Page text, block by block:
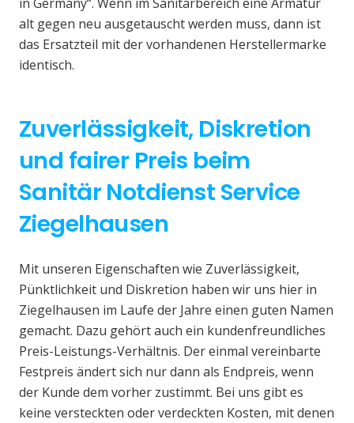
alt gegen neu ausgetauscht werden muss, dann ist
das Ersatzteil mit der vorhandenen Herstellermarke
identisch.
Zuverlässigkeit, Diskretion
und fairer Preis beim
Sanitär Notdienst Service
Ziegelhausen
Mit unseren Eigenschaften wie Zuverlässigkeit,
Pünktlichkeit und Diskretion haben wir uns hier in
Ziegelhausen im Laufe der Jahre einen guten Namen
gemacht. Dazu gehört auch ein kundenfreundliches
Preis-Leistungs-Verhältnis. Der einmal vereinbarte
Festpreis ändert sich nur dann als Endpreis, wenn
der Kunde dem vorher zustimmt. Bei uns gibt es
keine versteckten oder verdeckten Kosten, mit denen